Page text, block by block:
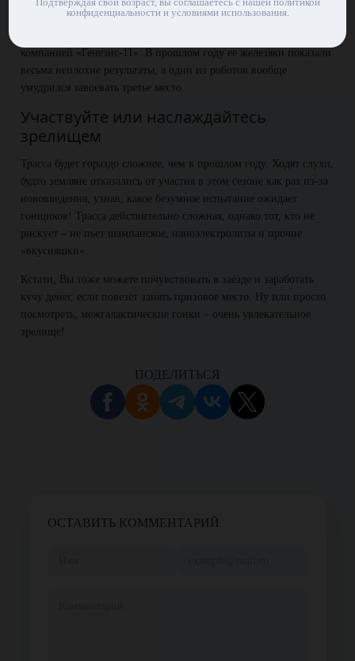
событие! Зато всех остальных хоть отбавляй. Среди гонщиков
компанией «Генезис-11». В прошлом году ее железяки показали
весьма неплохие результаты, а один из роботов вообще
умудрился завоевать третье место.
Участвуйте или наслаждайтесь
зрелищем
Трасса будет гораздо сложнее, чем в прошлом году. Ходят слухи,
будто земляне отказались от участия в этом сезоне как раз из-за
нововведения, узнав, какое безумное испытание ожидает
гонщиков! Трасса действительно сложная, однако тот, кто не
рискует – не пьет шампанское, наноэлектролиты и прочие
«вкусняшки».
Кстати, Вы тоже можете почувствовать в заезде и заработать
кучу денег, если повезет занять призовое место. Ну или просто
посмотреть, межгалактические гонки – очень увлекательное
зрелище!
ПОДЕЛИТЬСЯ
ОСТАВИТЬ КОММЕНТАРИЙ
конфиденциальности и условиями использования.